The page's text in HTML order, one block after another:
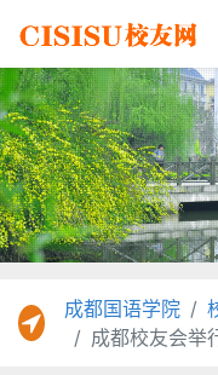
成都国语学院
成都校友会举